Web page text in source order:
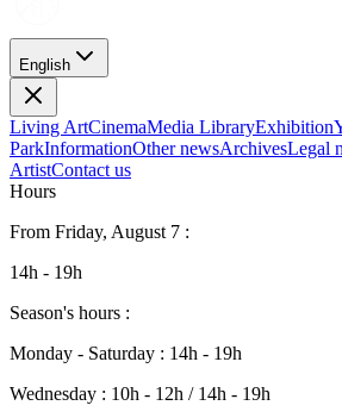
English
Living ArtCinemaMedia LibraryExhibition
ParkInformationOther newsArchivesLegal
ArtistContact us
Hours
From Friday, August 7 :
14h - 19h
Season's hours :
Monday - Saturday : 14h - 19h
Wednesday : 10h - 12h / 14h - 19h